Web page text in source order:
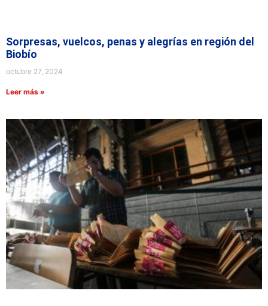
Sorpresas, vuelcos, penas y alegrías en región del
Biobío
octubre 27, 2024
Leer más »